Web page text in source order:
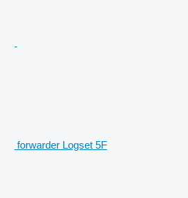
forwarder Logset 5F